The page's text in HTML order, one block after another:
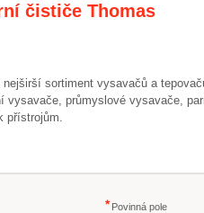
čističe Thomas
sortiment vysavačů a
vysavače, průmyslové vysavače,
přístrojům.
Povinná pole